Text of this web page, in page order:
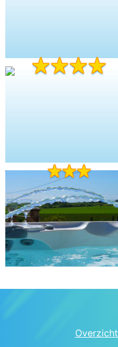
Overzicht